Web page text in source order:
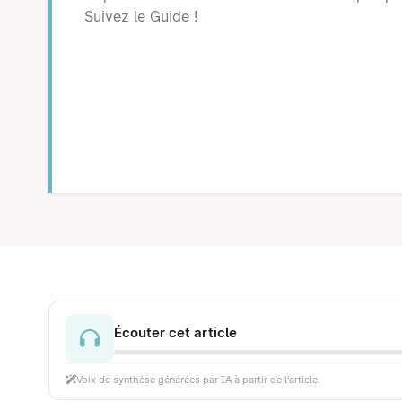
Suivez le Guide !
Écouter cet article
Voix de synthèse générées par IA à partir de l'article.